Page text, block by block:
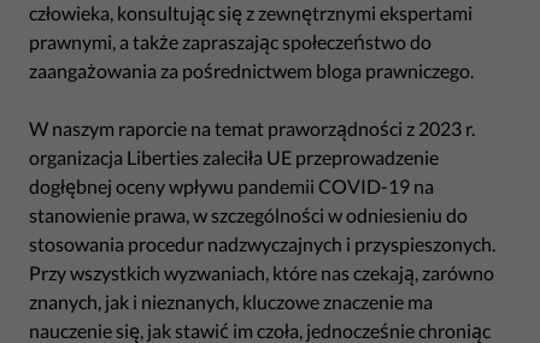
człowieka, konsultując się z zewnętrznymi ekspertami
prawnymi, a także zapraszając społeczeństwo do
zaangażowania za pośrednictwem bloga prawniczego.
W naszym raporcie na temat praworządności z 2023 r.
organizacja Liberties zaleciła UE przeprowadzenie
dogłębnej oceny wpływu pandemii COVID-19 na
stanowienie prawa, w szczególności w odniesieniu do
stosowania procedur nadzwyczajnych i przyspieszonych.
Przy wszystkich wyzwaniach, które nas czekają, zarówno
znanych, jak i nieznanych, kluczowe znaczenie ma
nauczenie się, jak stawić im czoła, jednocześnie chroniąc